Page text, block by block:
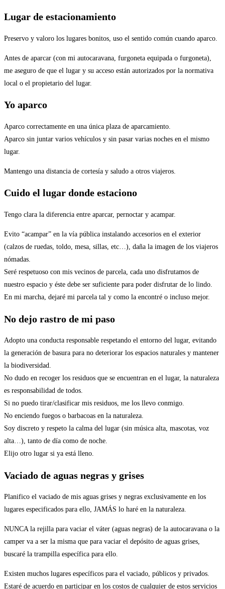
Lugar de estacionamiento
Preservo y valoro los lugares bonitos, uso el sentido común cuando aparco.
Antes de aparcar (con mi autocaravana, furgoneta equipada o furgoneta),
me aseguro de que el lugar y su acceso están autorizados por la normativa
local o el propietario del lugar.
Yo aparco
Aparco correctamente en una única plaza de aparcamiento.
Aparco sin juntar varios vehículos y sin pasar varias noches en el mismo
lugar.
Mantengo una distancia de cortesía y saludo a otros viajeros.
Cuido el lugar donde estaciono
Tengo clara la diferencia entre aparcar, pernoctar y acampar.
Evito “acampar” en la vía pública instalando accesorios en el exterior
(calzos de ruedas, toldo, mesa, sillas, etc…), daña la imagen de los viajeros
nómadas.
Seré respetuoso con mis vecinos de parcela, cada uno disfrutamos de
nuestro espacio y éste debe ser suficiente para poder disfrutar de lo lindo.
En mi marcha, dejaré mi parcela tal y como la encontré o incluso mejor.
No dejo rastro de mi paso
Adopto una conducta responsable respetando el entorno del lugar, evitando
la generación de basura para no deteriorar los espacios naturales y mantener
la biodiversidad.
No dudo en recoger los residuos que se encuentran en el lugar, la naturaleza
es responsabilidad de todos.
Si no puedo tirar/clasificar mis residuos, me los llevo conmigo.
No enciendo fuegos o barbacoas en la naturaleza.
Soy discreto y respeto la calma del lugar (sin música alta, mascotas, voz
alta…), tanto de día como de noche.
Elijo otro lugar si ya está lleno.
Vaciado de aguas negras y grises
Planifico el vaciado de mis aguas grises y negras exclusivamente en los
lugares especificados para ello, JAMÁS lo haré en la naturaleza.
NUNCA la rejilla para vaciar el váter (aguas negras) de la autocaravana o la
camper va a ser la misma que para vaciar el depósito de aguas grises,
buscaré la trampilla específica para ello.
Existen muchos lugares específicos para el vaciado, públicos y privados.
Estaré de acuerdo en participar en los costos de cualquier de estos servicios